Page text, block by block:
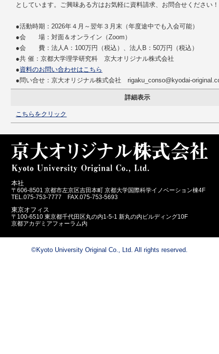
としています。ご興味ある方はお気軽に資料請求、お問合せください
●活動時期：2026年４月～翌年３月末（年度途中でも入会可能）
●会 場：対面＆オンライン（Zoom）
●会 費：法人A：100万円（税込）、法人B：50万円（税込）
●共 催：京都大学理学研究科 京大オリジナル株式会社
●資料のお問い合わせはこちら
●問い合せ：京大オリジナル株式会社 rigaku_conso@kyodai-
詳細表示
こちらをクリック
本社
〒606-8501 京都市左京区吉田本町 京都大学国際科学イノベーション棟4F
TEL.075-753-7777 FAX.075-753-5693
東京オフィス
〒100-6510 東京都千代田区丸の内1-5-1 新丸の内ビルディング10F
京都アカデミアフォーラム内
©Kyoto University Original Co., Ltd. All rights reserved.